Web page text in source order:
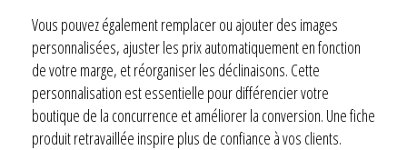
Vous pouvez également remplacer ou ajouter des images
personnalisées, ajuster les prix automatiquement en fonction
de votre marge, et réorganiser les déclinaisons. Cette
personnalisation est essentielle pour différencier votre
boutique de la concurrence et améliorer la conversion. Une fiche
produit retravaillée inspire plus de confiance à vos clients.